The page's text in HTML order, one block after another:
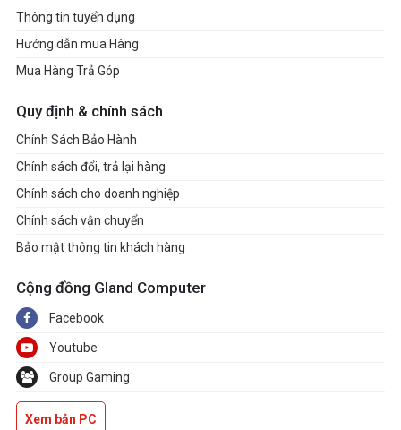
Thông tin tuyển dụng
Hướng dẫn mua Hàng
Mua Hàng Trả Góp
Quy định & chính sách
Chính Sách Bảo Hành
Chính sách đổi, trả lại hàng
Chính sách cho doanh nghiệp
Chính sách vận chuyển
Bảo mật thông tin khách hàng
Cộng đồng Gland Computer
Facebook
Youtube
Group Gaming
Xem bản PC